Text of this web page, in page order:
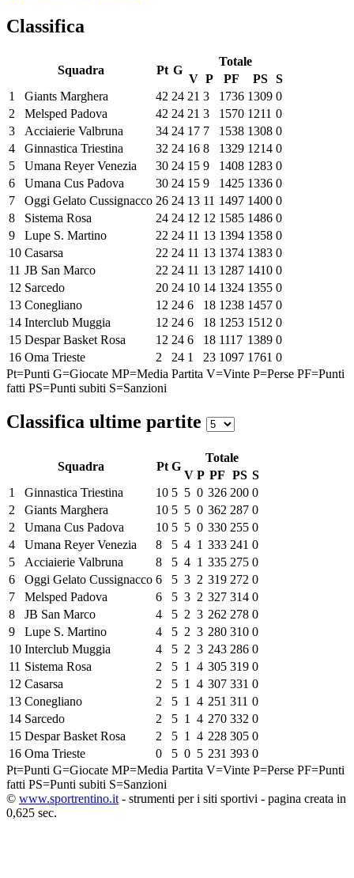
Classifica
Squadra Pt G
Totale
V P PF PS
S
1
Giants Marghera 42 24 21 3 1736 1309 0
2
Melsped Padova 42 24 21 3 1570 1211 0
3
Acciaierie Valbruna 34 24 17 7 1538 1308 0
4
Ginnastica Triestina 32 24 16 8 1329 1214 0
5
Umana Reyer Venezia 30 24 15 9 1408 1283 0
6
Umana Cus Padova 30 24 15 9 1425 1336 0
7
Oggi Gelato Cussignacco 26 24 13 11 1497 1400 0
8
Sistema Rosa 24 24 12 12 1585 1486 0
9
Lupe S. Martino 22 24 11 13 1394 1358 0
10 Casarsa 22 24 11 13 1374 1383 0
11 JB San Marco 22 24 11 13 1287 1410 0
12 Sarcedo 20 24 10 14 1324 1355 0
13 Conegliano 12 24 6 18 1238 1457 0
14 Interclub Muggia 12 24 6 18 1253 1512 0
15 Despar Basket Rosa 12 24 6 18 1117 1389 0
16 Oma Trieste 2 24 1 23 1097 1761 0
Pt=Punti G=Giocate MP=Media Partita V=Vinte P=Perse PF=Punti
fatti PS=Punti subiti S=Sanzioni
Classifica ultime partite
Squadra Pt G
Totale
V P PF PS S
1
Ginnastica Triestina 10 5 5 0 326 200 0
2
Giants Marghera 10 5 5 0 362 287 0
2
Umana Cus Padova 10 5 5 0 330 255 0
4
Umana Reyer Venezia 8 5 4 1 333 241 0
5
Acciaierie Valbruna 8 5 4 1 335 275 0
6
Oggi Gelato Cussignacco 6 5 3 2 319 272 0
7
Melsped Padova 6 5 3 2 327 314 0
8
JB San Marco 4 5 2 3 262 278 0
9
Lupe S. Martino 4 5 2 3 280 310 0
10 Interclub Muggia 4 5 2 3 243 286 0
11 Sistema Rosa 2 5 1 4 305 319 0
12 Casarsa 2 5 1 4 307 331 0
13 Conegliano 2 5 1 4 251 311 0
14 Sarcedo 2 5 1 4 270 332 0
15 Despar Basket Rosa 2 5 1 4 228 305 0
16 Oma Trieste 0 5 0 5 231 393 0
Pt=Punti G=Giocate MP=Media Partita V=Vinte P=Perse PF=Punti
fatti PS=Punti subiti S=Sanzioni
© www.sportrentino.it - strumenti per i siti sportivi - pagina creata in
0,625 sec.